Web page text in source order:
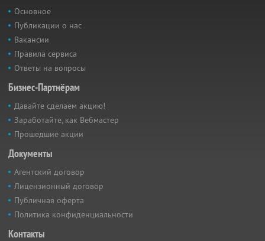
Основное
Публикации о нас
Вакансии
Правила сервиса
Ответы на вопросы
Бизнес-Партнёрам
Давайте сделаем акцию!
Заработайте, как Вебмастер
Прошедшие акции
Документы
Агентский договор
Лицензионный договор
Публичная оферта
Политика конфиденциальности
Контакты